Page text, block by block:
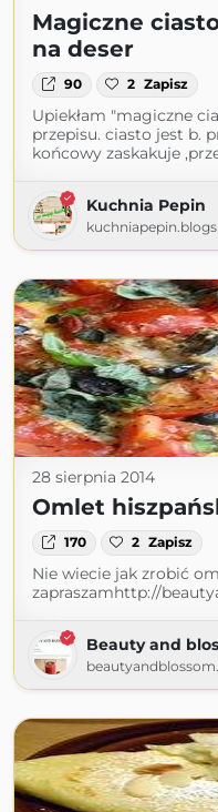
Magiczne
na deser
90 2 Zapisz
Upiekłam "magiczne
przepisu. ciasto jest b.
końcowy zaskakuje
Kuchnia Pepin
28 sierpnia 2014
Omlet
170 2 Zapisz
Nie wiecie jak zrobić
zapraszamhttp://
Beauty and